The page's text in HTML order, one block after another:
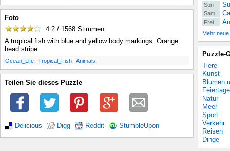
Foto
4.2 / 1568 Stimmen
A tropical fish with blue and yellow body markings. Orange
head stripe
Ocean_Life Tropical_Fish Animals
Teilen Sie dieses Puzzle
Delicious Digg Reddit StumbleUpon
Son
Sam
Frei
Mehr
Puzzle-
Tiere
Kunst
Blumen
Feiertage
Natur
Meer
Sport
Verkehr
Reisen
Dinge